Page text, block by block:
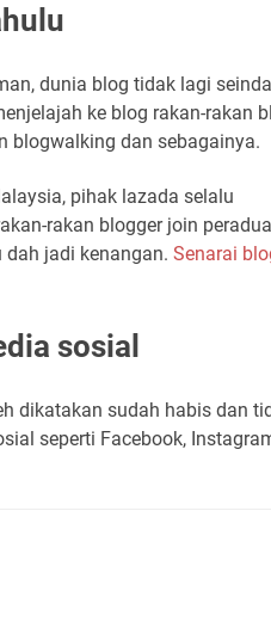
dunia blog tidak lagi
ke blog rakan-rakan
blogwalking dan sebagainya.
pihak lazada selalu
rakan blogger join
dah jadi kenangan. Senarai
sosial
dikatakan sudah habis dan
seperti Facebook,